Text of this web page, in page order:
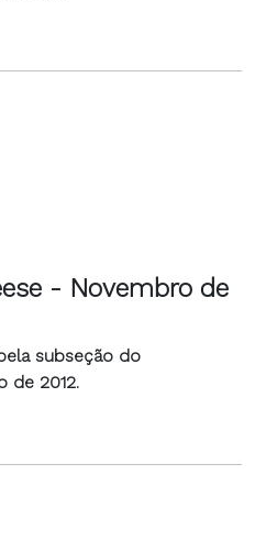
- Novembro de
subseção do
de 2012.